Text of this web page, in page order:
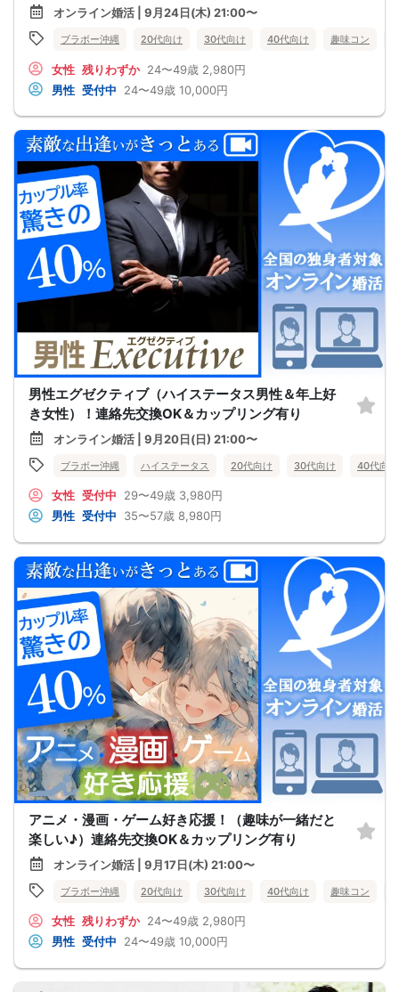
オンライン婚活 | 9月24日(木) 21:00〜
ブラボー沖縄 20代向け 30代向け 40代向け 趣味コン
女性 残りわずか 24〜49歳 2,980円
男性 受付中 24〜49歳 10,000円
男性エグゼクティブ（ハイステータス男性＆年上好
き女性）！連絡先交換OK＆カップリング有り
オンライン婚活 | 9月20日(日) 21:00〜
ブラボー沖縄 ハイステータス 20代向け 30代向け 40代向け
女性 受付中 29〜49歳 3,980円
男性 受付中 35〜57歳 8,980円
アニメ・漫画・ゲーム好き応援！（趣味が一緒だと
楽しい♪）連絡先交換OK＆カップリング有り
オンライン婚活 | 9月17日(木) 21:00〜
ブラボー沖縄 20代向け 30代向け 40代向け 趣味コン
女性 残りわずか 24〜49歳 2,980円
男性 受付中 24〜49歳 10,000円